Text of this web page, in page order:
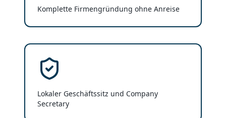
Komplette Firmengründung ohne Anreise
Lokaler Geschäftssitz und Company
Secretary